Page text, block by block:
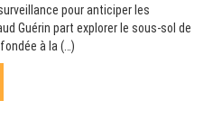
pour anticiper les
Guérin part explorer le sous-sol de
à la (…)